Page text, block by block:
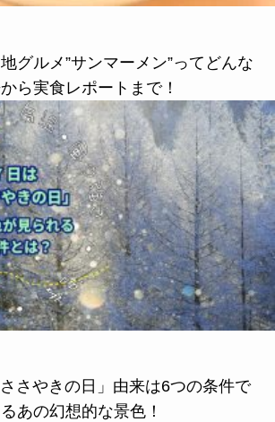
グルメ”サンマーメン”ってどんな
ら実食レポートまで！
さやきの日」由来は6つの条件で
あの幻想的な景色！